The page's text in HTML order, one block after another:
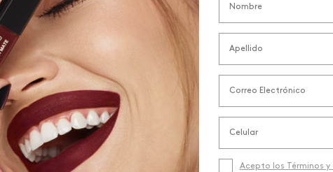
Acepto los Términos y